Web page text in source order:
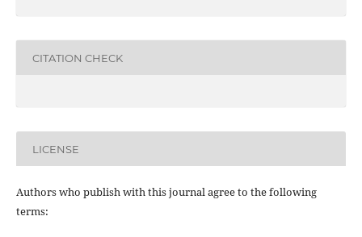
CITATION CHECK
LICENSE
Authors who publish with this journal agree to the following
terms: